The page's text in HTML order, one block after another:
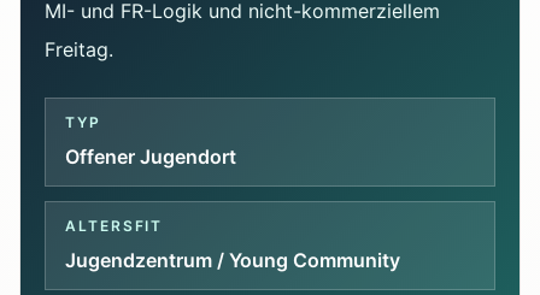
Kalender
Jugendrelevante Termine, Schnupperstunden
Tools
Orientierungshilfen.
MI- und FR-Logik und nicht-kommerziellem
Freitag.
TYP
Offener Jugendort
ALTERSFIT
Jugendzentrum / Young Community